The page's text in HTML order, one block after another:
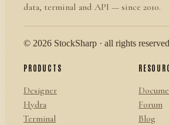
data, terminal and API — since 2010.
© 2026 StockSharp · all rights reserved
PRODUCTS
Designer
Hydra
Terminal
Forum
Blog